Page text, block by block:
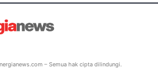
– Semua hak cipta dilindungi.